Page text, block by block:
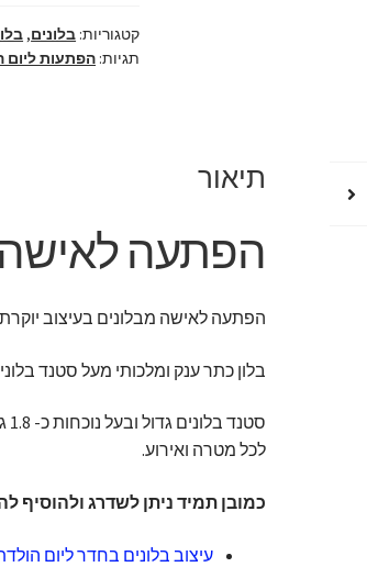
קטגוריות: בלונים,
תגיות: הפתעות ליום
תיאור
הפתעה לאישה
הפתעה לאישה מבלונים בעיצוב
בלון כתר ענק ומלכותי מעל סטנד
לכל מטרה ואירוע.
כמובן תמיד ניתן לשדרג ולהוסיף
עיצוב בלונים בחדר ליום